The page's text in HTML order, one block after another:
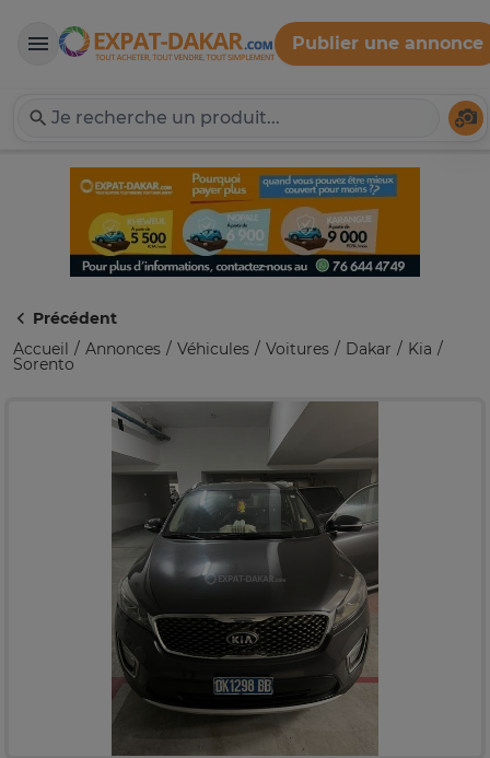
Expat-Dakar
Publier une annonce
Précédent
Accueil
Annonces Véhicules Voitures Dakar Kia
Sorento